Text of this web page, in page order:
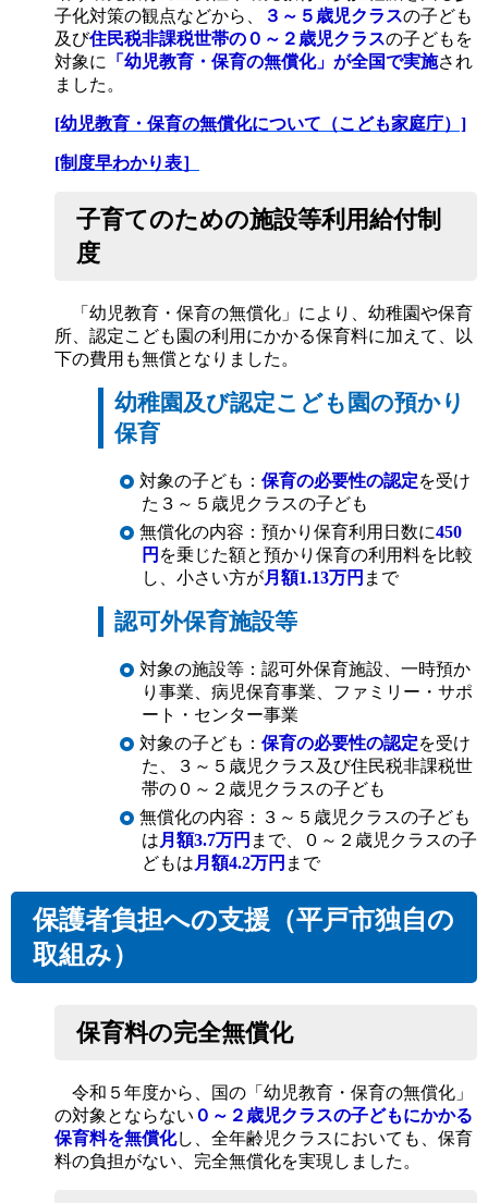
子化対策の観点などから、
３～５歳児クラスの子ども
及び住民税非課税世帯の０～２歳児クラスの子どもを
対象に
「幼児教育・保育の無償化」が全国で実施され
ました。
[幼児教育・保育の無償化について（こども家庭庁）]
[制度早わかり表］
子育てのための施設等利用給付制
度
「幼児教育・保育の無償化」により、幼稚園や保育
所、認定こども園の利用にかかる保育料に加えて、以
下の費用も無償となりました。
幼稚園及び認定こども園の預かり
保育
対象の子ども： 保育の必要性の認定を受け
た３～５歳児クラスの子ども
無償化の内容：預かり保育利用日数に450
円 を乗じた額と預かり保育の利用料を比較
し、小さい方が月額1.13万円 まで
認可外保育施設等
対象の施設等：認可外保育施設、一時預か
り事業、病児保育事業、ファミリー・サポ
ート・センター事業
対象の子ども： 保育の必要性の認定を受け
た、３～５歳児クラス及び住民税非課税世
帯の０～２歳児クラスの子ども
無償化の内容：３～５歳児クラスの子ども
は 月額3.7万円 まで、０～２歳児クラスの子
どもは 月額4.2万円 まで
保護者負担への支援（平戸市独自の
取組み）
保育料の完全無償化
令和５年度から、国の「幼児教育・保育の無償化」
の対象とならない ０～２歳児クラスの子どもにかかる
保育料を無償化し、全年齢児クラスにおいても、保育
料の負担がない、完全無償化を実現しました。